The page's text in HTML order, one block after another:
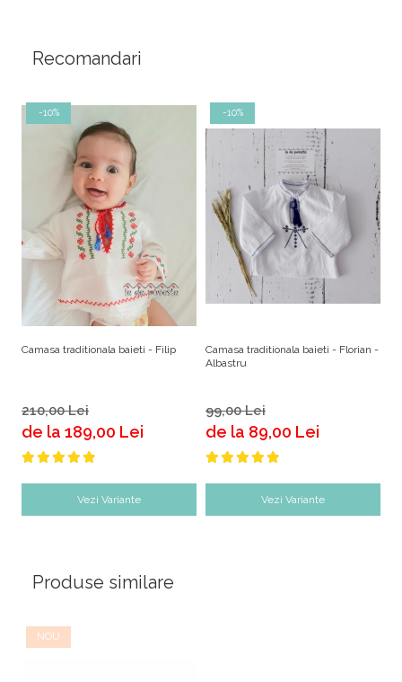
Recomandari
-10%
Camasa traditionala baieti - Filip
210,00 Lei
de la 189,00 Lei
Vezi Variante
-10%
Camasa traditionala baieti - Florian -
Albastru
99,00 Lei
de la 89,00 Lei
Vezi Variante
Produse similare
NOU